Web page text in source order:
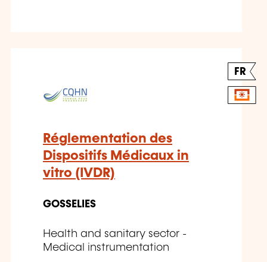
FR
Réglementation des
Dispositifs Médicaux in
vitro (IVDR)
GOSSELIES
Health and sanitary sector -
Medical instrumentation